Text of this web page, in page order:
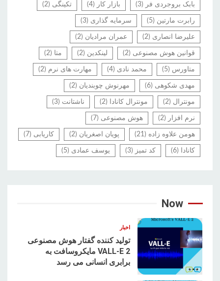
بابک بروجردی فر (3) بازار کار (4) تکینگی (2)
رابرت مارتین (5) سرمایه گذاری (3)
علیرضا انصاری (2) عمران مرادیان (2)
قوانین هوش مصنوعی (2) لینکدین (2) متا (2)
متاورس (5) محمد نادی (4) مهارت های نرم (2)
مهدی شکوهی (6) مهرنوش چوبندیان (2)
مونترال (2) مونترال کانادا (2) ناشتانت (3)
نرم افزار (2) هوش مصنوعی (7)
هومن علاوه زاده (21) پویان اصغریان (2) کاریابی (7)
کانادا (6) کد تمیز (3) یوسف عمادی (5)
Now
1
اخبار
تولید کننده گفتار هوش مصنوعی
VALL-E 2 مایکروسافت به
برابری انسانی می رسد